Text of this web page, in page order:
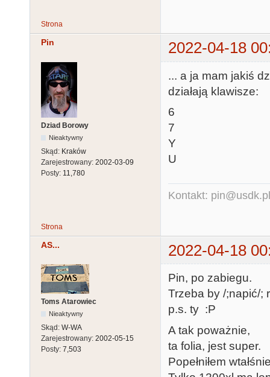
Strona
Pin 2022-04-18
Dziad Borowy
Nieaktywny
Skąd: Kraków
Zarejestrowany: 2002-03-09
Posty: 11,780
... a ja mam jakiś
działają klawisze:
6
7
Y
U
Kontakt: pin@usdk.pl
Strona
AS... 2022-04-18
Toms Atarowiec
Nieaktywny
Skąd: W-WA
Zarejestrowany: 2002-05-15
Posty: 7,503
Pin, po zabiegu.
Trzeba by /;napić/;
p.s. ty :P
A tak poważnie,
ta folia, jest super.
Popełniłem